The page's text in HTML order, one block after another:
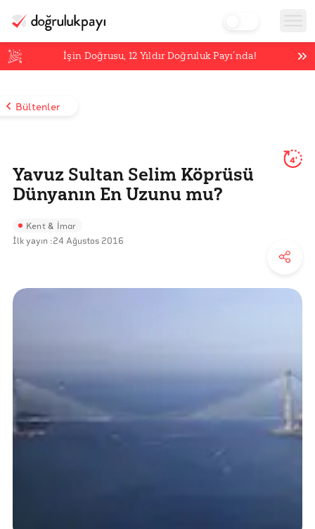
İşin Doğrusu,12 Yıldır Doğruluk Payı’nda!
Bültenler
Yavuz Sultan Selim Köprüsü
Dünyanın En Uzunu mu?
4'
Kent & İmar
İlk yayın :24 Ağustos 2016